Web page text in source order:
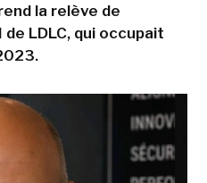
la relève de
LDLC, qui occupait